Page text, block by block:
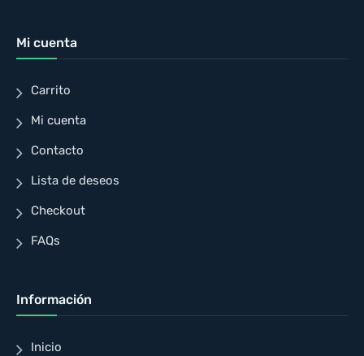
Mi cuenta
Carrito
Mi cuenta
Contacto
Lista de deseos
Checkout
FAQs
Información
Inicio